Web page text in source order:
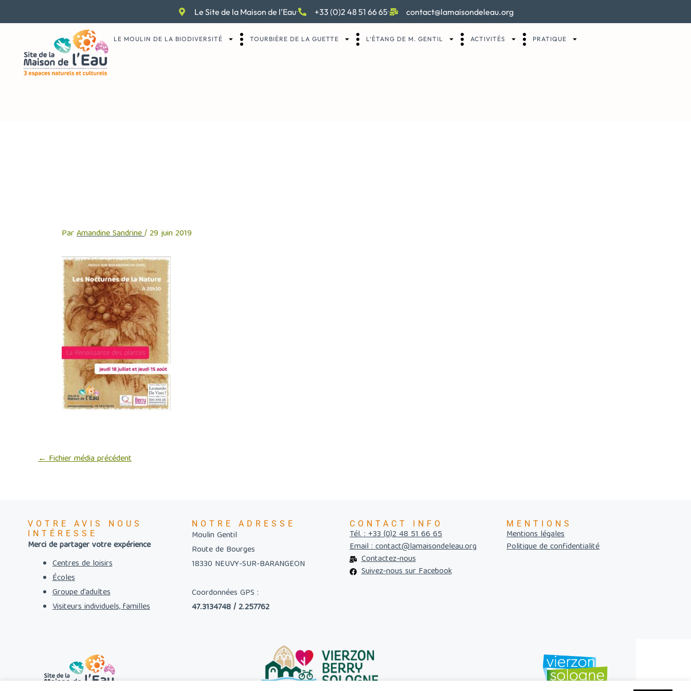
Le Site de la Maison de l'Eau +33 (0)2 48 51 66 65 contact@lamaisondeleau.org
LE MOULIN DE LA BIODIVERSITÉ TOURBIÈRE DE LA GUETTE L’ÉTANG DE M. GENTIL ACTIVITÉS PRATIQUE
ParAmandine Sandrine/29 juin 2019
←Fichier média précédent
VOTRE AVIS NOUS
INTÉRESSE
Merci de partager votre expérience
Centres de loisirs
Écoles
Groupe d’adultes
Visiteurs individuels, familles
NOTRE ADRESSE
Moulin Gentil
Route de Bourges
18330 NEUVY-SUR-BARANGEON
Coordonnées GPS :
47.3134748 / 2.257762
CONTACT INFO
Tél. : +33 (0)2 48 51 66 65
Email : contact@lamaisondeleau.org
Contactez-nous
Suivez-nous sur Facebook
MENTIONS
Mentions légales
Politique de confidentialité